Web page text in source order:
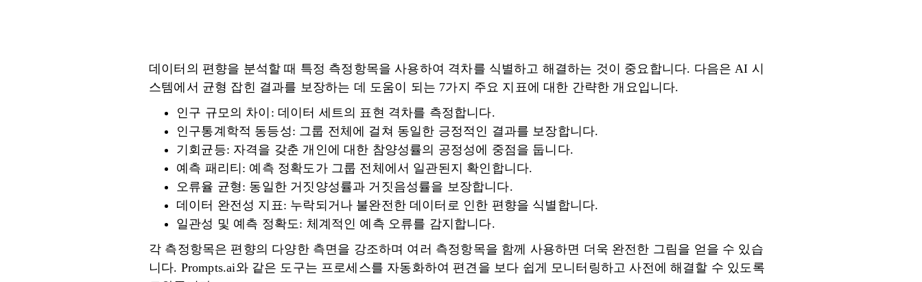
데이터의 편향을 분석할 때 특정 측정항목을 사용하여 격차를 식별하고 해결하는 것이 중요합니다. 다음은 AI 시
스템에서 균형 잡힌 결과를 보장하는 데 도움이 되는 7가지 주요 지표에 대한 간략한 개요입니다.
인구 규모의 차이: 데이터 세트의 표현 격차를 측정합니다.
인구통계학적 동등성: 그룹 전체에 걸쳐 동일한 긍정적인 결과를 보장합니다.
기회균등: 자격을 갖춘 개인에 대한 참양성률의 공정성에 중점을 둡니다.
예측 패리티: 예측 정확도가 그룹 전체에서 일관된지 확인합니다.
오류율 균형: 동일한 거짓양성률과 거짓음성률을 보장합니다.
데이터 완전성 지표: 누락되거나 불완전한 데이터로 인한 편향을 식별합니다.
일관성 및 예측 정확도: 체계적인 예측 오류를 감지합니다.
각 측정항목은 편향의 다양한 측면을 강조하며 여러 측정항목을 함께 사용하면 더욱 완전한 그림을 얻을 수 있습
니다. Prompts.ai와 같은 도구는 프로세스를 자동화하여 편견을 보다 쉽게 ​​모니터링하고 사전에 해결할 수 있도록